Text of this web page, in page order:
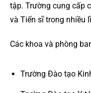
tập. Trường cung cấp
và Tiến sĩ trong nhiều
Các khoa và phòng
Trường Đào tạo